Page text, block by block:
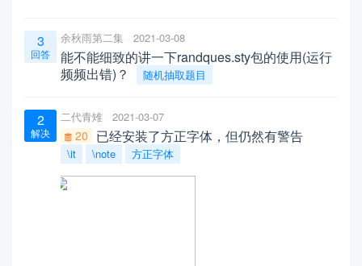
3
回答
余秋雨第二集 2021-03-08
能不能细致的讲一下randques.sty包的使用(运行
频频出错)？
随机抽取题目
2
解决
二代青雉 2021-03-07
20 已经安装了方正字体，但仍然有警告
\it \note 方正字体